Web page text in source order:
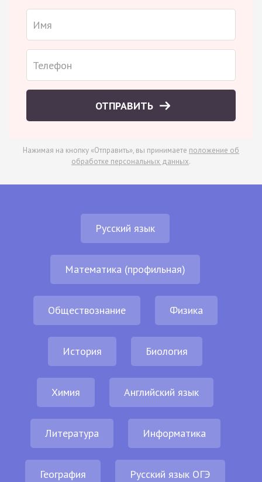
ОТПРАВИТЬ
Нажимая на кнопку «Отправить», вы принимаете положение об
обработке персональных данных.
Русский язык
Математика (профильная)
Обществознание Физика
История Биология
Химия Английский язык
Литература Информатика
География Русский язык ОГЭ